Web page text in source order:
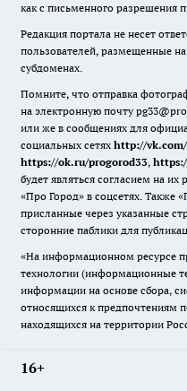
как с письменного разрешения
Редакция портала не несет
пользователей, размещенные на
субдоменах.
Помните, что отправка
на электронную почту
или же в сообщениях для
социальных сетях http://
https://ok.ru/progorod33,
будет являться согласием на
«Про Город» в соцсетях. Также
присланные через указанные
сторонние паблики для
«На информационном ресурсе
технологии (информационные
информации на основе сбора,
относящихся к предпочтениям
находящихся на территории
16+